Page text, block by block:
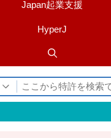
Japan起業支援
HyperJ